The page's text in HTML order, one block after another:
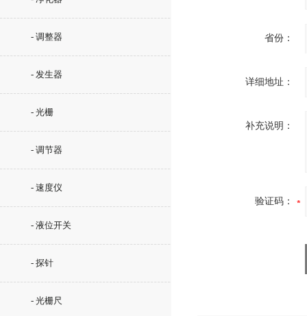
- 调整器
- 发生器
- 光栅
- 调节器
- 速度仪
- 液位开关
- 探针
- 光栅尺
省份：
详细地址：
补充说明：
验证码：